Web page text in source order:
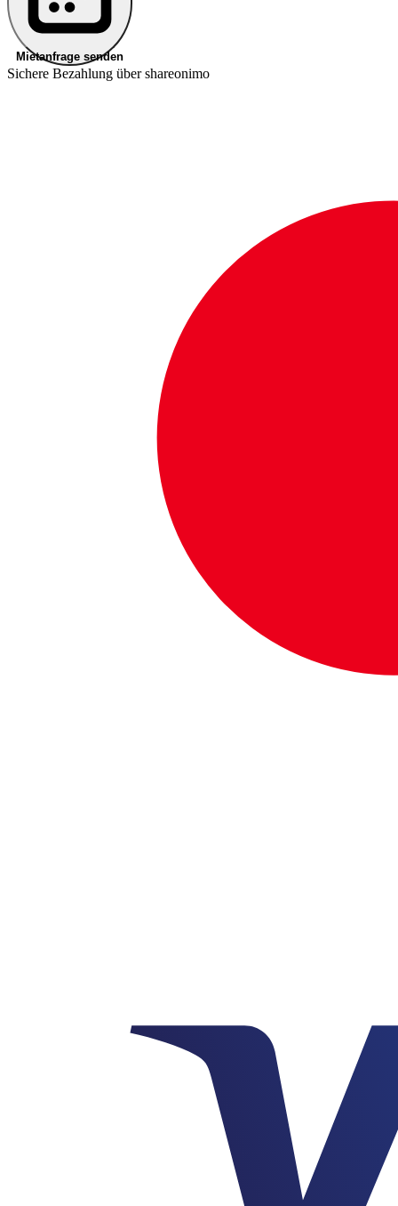
Mietanfrage senden
Sichere Bezahlung über shareonimo